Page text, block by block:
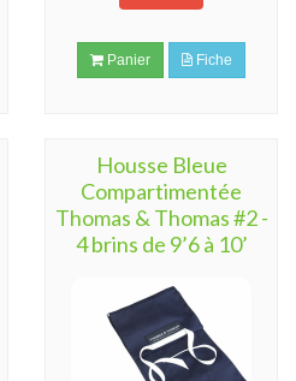
Panier Fiche
Housse Bleue
Compartimentée
Thomas & Thomas #2 -
4 brins de 9’6 à 10’